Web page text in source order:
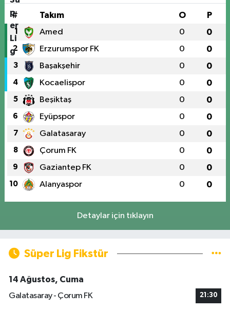
# Takım O P
1 Amed 0 0
2 Erzurumspor FK 0 0
3 Başakşehir 0 0
4 Kocaelispor 0 0
5 Beşiktaş 0 0
6 Eyüpspor 0 0
7 Galatasaray 0 0
8 Çorum FK 0 0
9 Gaziantep FK 0 0
10 Alanyaspor 0 0
Detaylar için tıklayın
Süper Lig Fikstür
14 Ağustos, Cuma
Galatasaray - Çorum FK
21:30